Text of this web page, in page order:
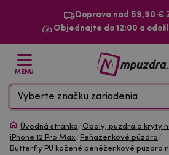
Doprava nad 59,90 €
Objednajte do 12:00 a
MENU
Vyberte značku zariadenia
Úvodná stránka/Obaly, puzdrá a kryty
iPhone 12 Pro Max/ Peňaženkové púzdra/
Butterfly PU kožené peněženkové puzdro